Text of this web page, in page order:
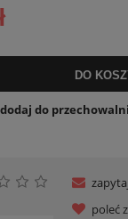
DO
dodaj do przechowalni
poleć